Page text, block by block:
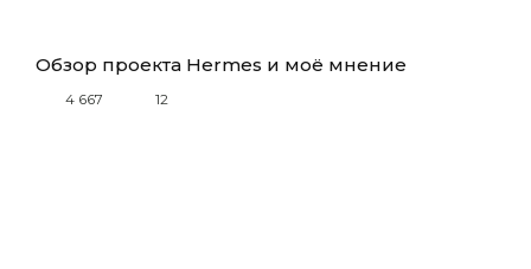
Обзор проекта Hermes и моё мнение
4 667 12